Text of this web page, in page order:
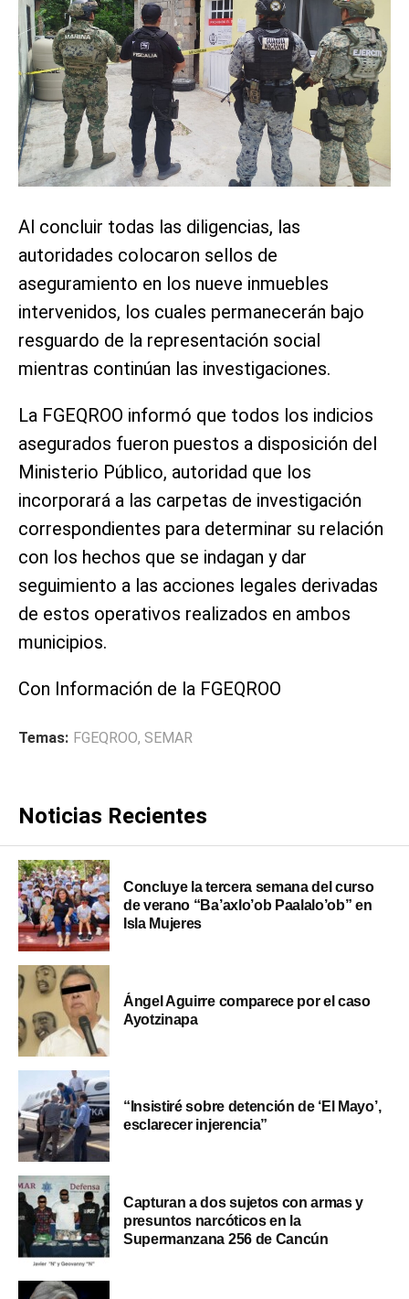
Al concluir todas las diligencias, las
autoridades colocaron sellos de
aseguramiento en los nueve inmuebles
intervenidos, los cuales permanecerán bajo
resguardo de la representación social
mientras continúan las investigaciones.
La FGEQROO informó que todos los indicios
asegurados fueron puestos a disposición del
Ministerio Público, autoridad que los
incorporará a las carpetas de investigación
correspondientes para determinar su relación
con los hechos que se indagan y dar
seguimiento a las acciones legales derivadas
de estos operativos realizados en ambos
municipios.
Con Información de la FGEQROO
Temas: FGEQROO, SEMAR
Noticias Recientes
Concluye la tercera semana del curso
de verano “Ba’axlo’ob Paalalo’ob” en
Isla Mujeres
Ángel Aguirre comparece por el caso
Ayotzinapa
“Insistiré sobre detención de ‘El Mayo’,
esclarecer injerencia”
Capturan a dos sujetos con armas y
presuntos narcóticos en la
Supermanzana 256 de Cancún